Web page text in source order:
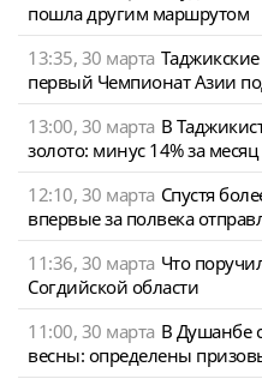
пошла другим маршрутом
13:35, 30 марта
первый Чемпионат Азии
13:00, 30 марта В
золото: минус 14% за месяц
12:10, 30 марта Спустя
впервые за полвека
11:36, 30 марта Что
Согдийской области
11:00, 30 марта В Душанбе
весны: определены